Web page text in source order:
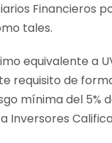
Financieros
tales.
equivalente a
requisito de
mínima del 5%
Inversores